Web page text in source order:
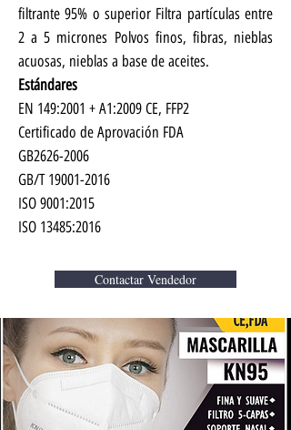
filtrante 95% o superior Filtra partículas entre
2 a 5 micrones Polvos finos, fibras, nieblas
acuosas, nieblas a base de aceites.
Estándares
EN 149:2001 + A1:2009 CE, FFP2
Certificado de Aprovación FDA
GB2626-2006
GB/T 19001-2016
ISO 9001:2015
ISO 13485:2016
Contactar Vendedor